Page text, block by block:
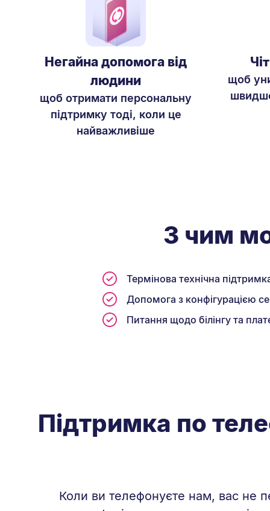
Негайна допомога від
людини
щоб отримати персональну
підтримку тоді, коли це
найважливіше
щоб
З чим
Термінова технічна
Допомога з конфігурацією
Питання щодо білінгу та
Підтримка по
Коли ви телефонуєте нам, вас не